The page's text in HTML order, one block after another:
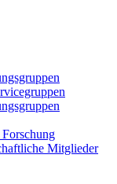
Mitglieder